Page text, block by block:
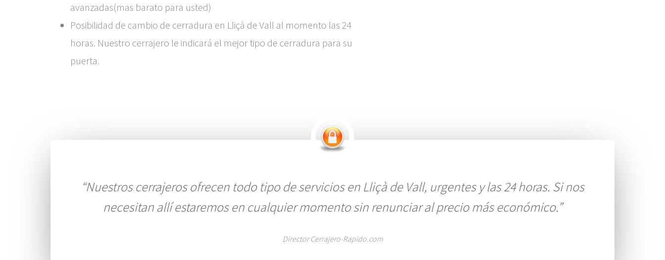
avanzadas(mas barato para usted)
Posibilidad de cambio de cerradura en Lliçà de Vall al momento las 24
horas. Nuestro cerrajero le indicará el mejor tipo de cerradura para su
puerta.
“Nuestros cerrajeros ofrecen todo tipo de servicios en Lliçà de Vall, urgentes y las 24 horas. Si nos
necesitan allí estaremos en cualquier momento sin renunciar al precio más económico.”
Director Cerrajero-Rapido.com